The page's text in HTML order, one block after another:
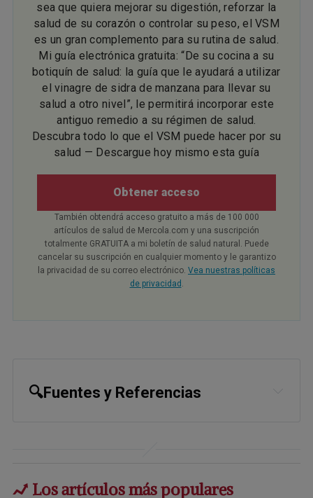
sea que quiera mejorar su digestión, reforzar la
salud de su corazón o controlar su peso, el VSM
es un gran complemento para su rutina de salud.
Mi guía electrónica gratuita: “De su cocina a su
botiquín de salud: la guía que le ayudará a utilizar
el vinagre de sidra de manzana para llevar su
salud a otro nivel”, le permitirá incorporar este
antiguo remedio a su régimen de salud.
Descubra todo lo que el VSM puede hacer por su
salud — Descargue hoy mismo esta guía
Obtener acceso
También obtendrá acceso gratuito a más de 100 000
artículos de salud de Mercola.com y una suscripción
totalmente GRATUITA a mi boletín de salud natural. Puede
cancelar su suscripción en cualquier momento y le garantizo
la privacidad de su correo electrónico. Vea nuestras políticas
de privacidad .
🔍Fuentes y Referencias
2
Los artículos más populares